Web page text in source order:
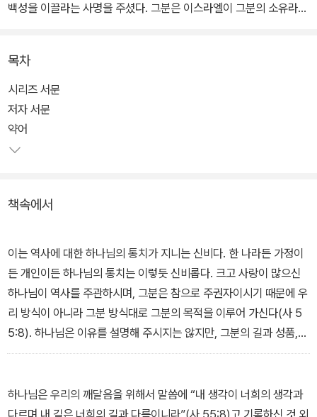
백성을 이끌라는 사명을 주셨다. 그분은 이스라엘이 그분의 소유라고
땅을 주셨다.
저자는 성경 지식과 통찰력을 바탕으로 이러한 출애굽기 이야기가 성
경의 하나님에 대해 증언하는 바를 들려준다. 이스라엘 백성이 걸었
던 순례의 길을 따라가면서 그들이 누린 구원과 안전, 그들이 보인 순
의 역사를 한눈에 살펴볼 수 있다.
목차
시리즈 서문
저자 서문
약어
책속에서
이는 역사에 대한 하나님의 통치가 지니는 신비다. 한 나라든 가정이
든 개인이든 하나님의 통치는 이렇듯 신비롭다. 크고 사랑이 많으신
하나님이 역사를 주관하시며, 그분은 참으로 주권자이시기 때문에 우
리 방식이 아니라 그분 방식대로 그분의 목적을 이루어 가신다(사 5
5:8). 하나님은 이유를 설명해 주시지는 않지만, 그분의 길과 성품,
그분의 뜻과 변함없는 신실하심에 대한 충분한 통찰을 자기 백성에게
고 소망으로 힘을 얻을 수 있다.…출애굽기는 뛰어난 예술성으로 기록
된 책이다. 출애굽기는 바로를 위해 국고성들을 건설하는 노예 민족
하나님은 우리의 깨달음을 위해서 말씀에 “내 생각이 너희의 생각과